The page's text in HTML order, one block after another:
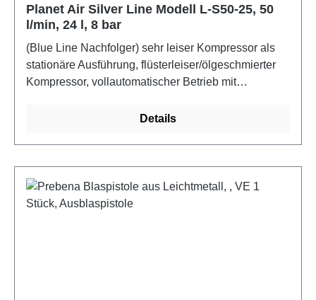
Planet Air Silver Line Modell L-S50-25, 50
l/min, 24 l, 8 bar
(Blue Line Nachfolger) sehr leiser Kompressor als
stationäre Ausführung, flüsterleiser/ölgeschmierter
Kompressor, vollautomatischer Betrieb mit
innenbeschichteter Druckluftbehälter inkl.
Öl-/Wasserabscheider und stufenloser
Druckeinstellung, höherer Druck und andere
Spannung/Frequenz auf Anfrage. Technische Daten:
Details